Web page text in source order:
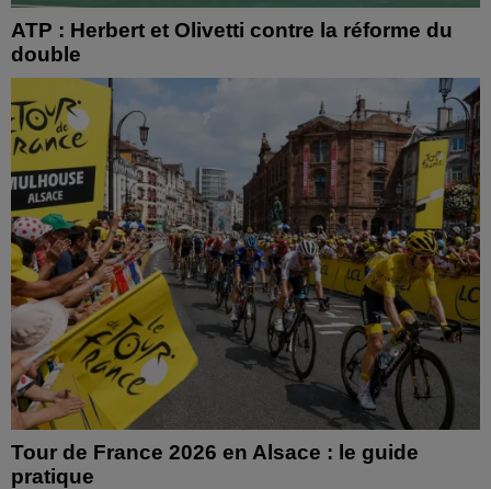
ATP : Herbert et Olivetti contre la réforme du
double
Tour de France 2026 en Alsace : le guide
pratique